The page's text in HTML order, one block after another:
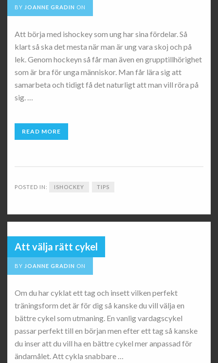
BY JOANNE GRADIN ON
Att börja med ishockey som ung har sina fördelar. Så
klart så ska det mesta när man är ung vara skoj och på
lek. Genom hockeyn så får man även en grupptillhörighet
som är bra för unga människor. Man får lära sig att
samarbeta och tidigt få det naturligt att man vill röra på
sig. …
READ MORE
POSTED IN: ISHOCKEY TIPS
Att välja rätt cykel
BY JOANNE GRADIN ON
Om du har cyklat ett tag och insett vilken perfekt
träningsform det är för dig så kanske du vill välja en
bättre cykel som utmaning. En vanlig vardagscykel
passar perfekt till en början men efter ett tag så kanske
du inser att du vill ha en bättre cykel mer anpassad för
ändamålet. Att cykla snabbare …